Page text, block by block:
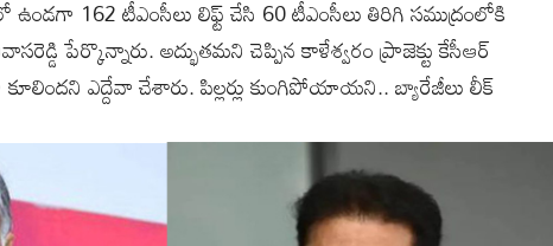
162 టీఎంసీలు లిఫ్ట్ చేసి 60 టీఎంసీలు తిరిగి సముద్రంలోకి
పేర్కొన్నారు. అద్భుతమని చెప్పిన కాళేశ్వరం ప్రాజెక్టు కేసీఆర్
ఎద్దేవా చేశారు. పిల్లర్లు కుంగిపోయాయని.. బ్యారేజీలు లీక్